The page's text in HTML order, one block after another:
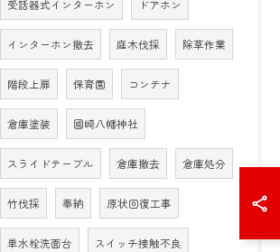
受話器式インターホン ドアホン
インターホン撤去 庭木伐採 除草作業
階段上扉 保育園 コンテナ
倉庫塗装 國崎八幡神社
スライドテーブル 倉庫撤去 倉庫処分
竹伐採 奉納 原状回復工事
単水栓洗面台 スイッチ接触不良